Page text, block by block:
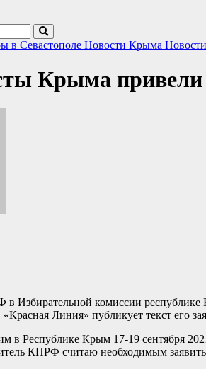
в Севастополе Новости Крыма
Крыма привели
в Избирательной комиссии
Линия» публикует текст его
в Республике Крым 17-19 сентября
КПРФ считаю необходимым